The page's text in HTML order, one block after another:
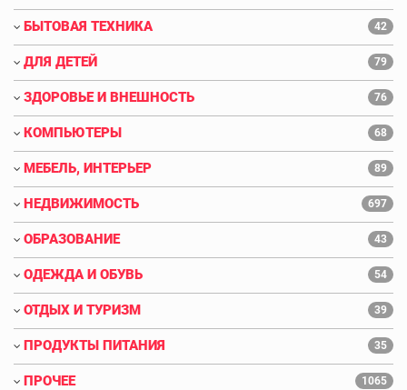
БЫТОВАЯ ТЕХНИКА 42
ДЛЯ ДЕТЕЙ 79
ЗДОРОВЬЕ И ВНЕШНОСТЬ 76
КОМПЬЮТЕРЫ 68
МЕБЕЛЬ, ИНТЕРЬЕР 89
НЕДВИЖИМОСТЬ 697
ОБРАЗОВАНИЕ 43
ОДЕЖДА И ОБУВЬ 54
ОТДЫХ И ТУРИЗМ 39
ПРОДУКТЫ ПИТАНИЯ 35
ПРОЧЕЕ 1065